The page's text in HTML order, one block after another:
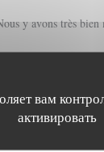
вам
активировать
y avons très
4/5 Атмосфера 4